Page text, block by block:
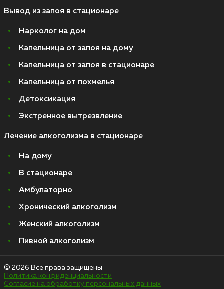
Вывод из запоя в стационаре
Нарколог на дом
Капельница от запоя на дому
Капельница от запоя в стационаре
Капельница от похмелья
Детоксикация
Экстренное вытрезвление
Лечение алкоголизма в стационаре
На дому
В стационаре
Амбулаторно
Хронический алкоголизм
Женский алкоголизм
Пивной алкоголизм
© 2026 Все права защищены
Политика конфиденциальности
Согласие на обработку персональных данных